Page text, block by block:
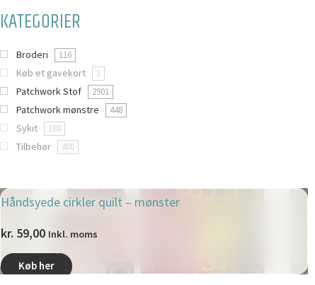
KATEGORIER
Broderi 116
Køb et gavekort 1
Patchwork Stof 2901
Patchwork mønstre 448
Sykit 188
Tilbehør 400
Håndsyede cirkler quilt – mønster
kr. 59,00 Inkl. moms
Køb her